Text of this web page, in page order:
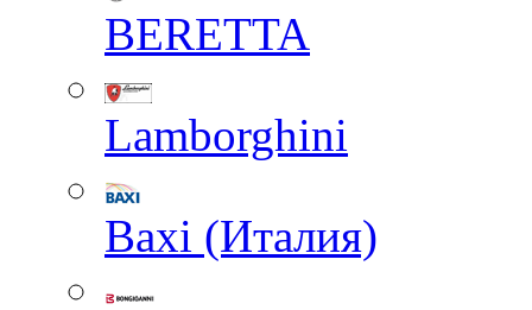
BERETTA
Lamborghini
Baxi (Италия)